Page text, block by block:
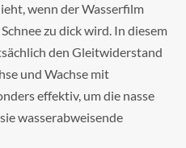
wenn der Wasserfilm
zu dick wird. In diesem
den Gleitwiderstand
und Wachse mit
effektiv, um die nasse
wasserabweisende